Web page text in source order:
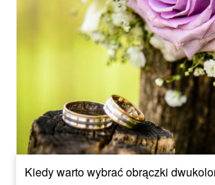
Kiedy warto wybrać obrączki